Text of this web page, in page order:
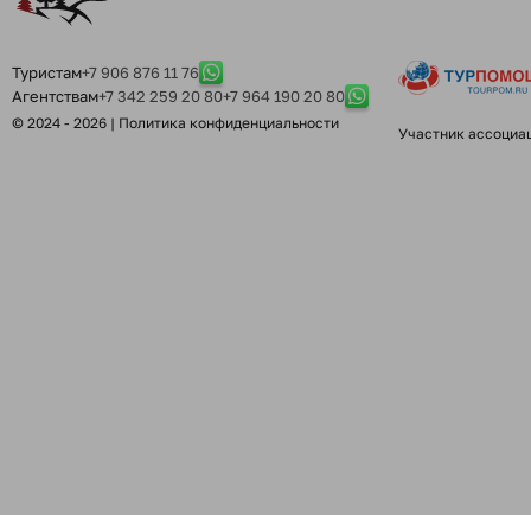
Туристам+7 906 876 11 76
Агентствам+7 342 259 20 80+7 964 190 20 80
© 2024 - 2026 | Политика конфиденциальности
Участник